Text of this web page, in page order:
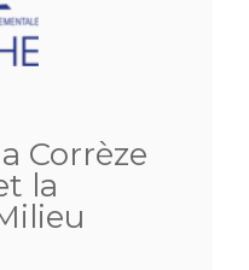
Corrèze
la